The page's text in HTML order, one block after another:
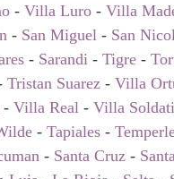
- Villa Luro - Villa
- San Miguel - San
- Sarandi - Tigre -
Tristan Suarez - Villa
- Villa Real - Villa Soldati
- Tapiales -
- Santa Cruz -